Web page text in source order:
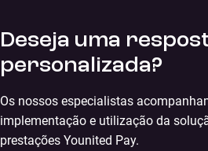
Deseja uma
personalizada?
Os nossos especialistas
implementação e utilização da
prestações Younited Pay.